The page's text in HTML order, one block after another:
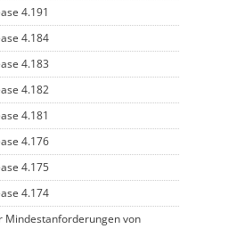
4.191
4.184
4.183
4.182
4.181
4.176
4.175
4.174
Mindestanforderungen von